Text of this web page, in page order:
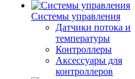
Системы управления
Датчики потока и
температуры
Контроллеры
Аксессуары для
контроллеров